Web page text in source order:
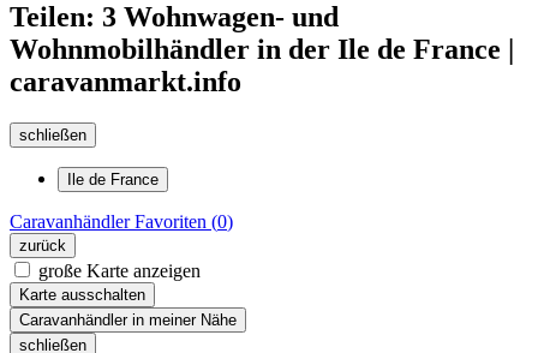
Teilen: 3 Wohnwagen- und
Wohnmobilhändler in der Ile de France |
caravanmarkt.info
schließen
Ile de France
CaravanhändlerFavoriten (0)
zurück
große Karte anzeigen
Karte ausschalten
Caravanhändler in meiner Nähe
schließen